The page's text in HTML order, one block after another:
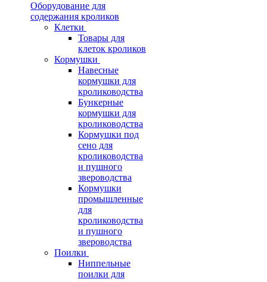
Оборудование для
содержания кроликов
Клетки
Товары для
клеток кроликов
Кормушки
Навесные
кормушки для
кролиководства
Бункерные
кормушки для
кролиководства
Кормушки под
сено для
кролиководства
и пушного
звероводства
Кормушки
промышленные
для
кролиководства
и пушного
звероводства
Поилки
Ниппельные
поилки для